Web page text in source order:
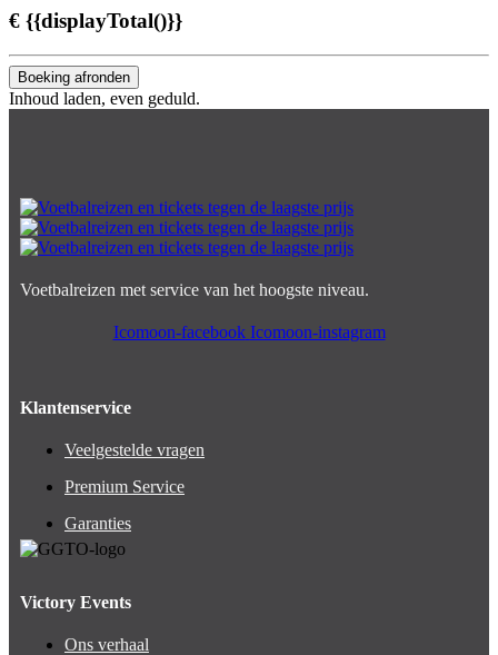
€ {{displayTotal()}}
Boeking afronden
Inhoud laden, even geduld.
Voetbalreizen met service van het hoogste niveau.
Icomoon-facebook Icomoon-instagram
Klantenservice
Veelgestelde vragen
Premium Service
Garanties
Victory Events
Ons verhaal